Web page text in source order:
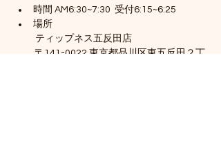
時間 AM6:30~7:30  受付6:15~6:25
場所
ティップネス五反田店
〒141-0022 東京都品川区東五反田２丁